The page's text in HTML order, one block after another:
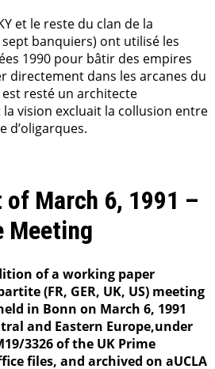
et le reste du clan de la
sept banquiers) ont utilisé les
1990 pour bâtir des empires
directement dans les arcanes du
est resté un architecte
vision excluait la collusion entre
d’oligarques.
March 6, 1991 –
Meeting
of a working paper
(FR, GER, UK, US) meeting
in Bonn on March 6, 1991
and Eastern Europe,under
3326 of the UK Prime
files, and archived on aUCLA